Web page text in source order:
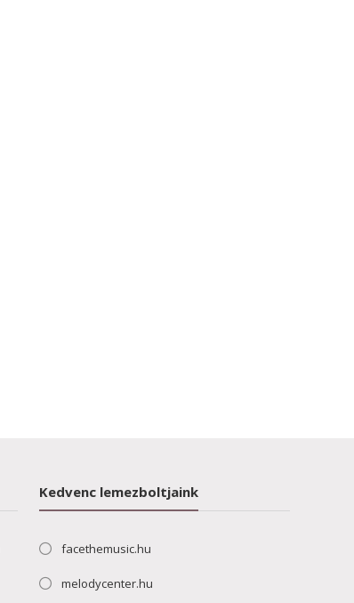
Kedvenc lemezboltjaink
facethemusic.hu
melodycenter.hu